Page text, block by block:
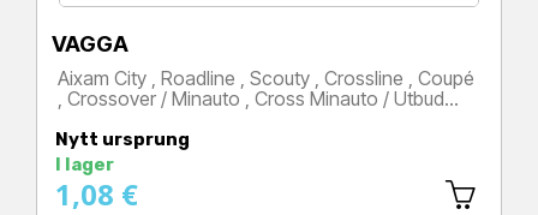
VAGGA
Aixam City , Roadline , Scouty , Crossline , Coupé
, Crossover / Minauto , Cross Minauto / Utbud…
Nytt ursprung
I lager
1,08 €